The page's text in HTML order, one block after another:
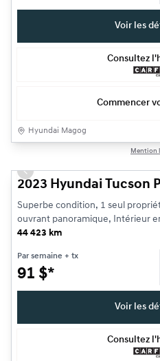
Voir les
Consultez
Commencer
Hyundai Magog
Mention
Previous slide
2023 Hyundai Tucson
Superbe condition, 1 seul
ouvrant panoramique, Intérieur
44 423 km
Par semaine + tx
91 $*
Voir les
Consultez